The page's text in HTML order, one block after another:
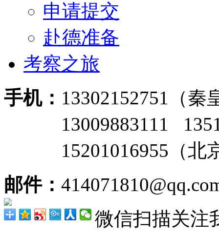
申请提交
赴德准备
考察之旅
手机： 13302152751（秦
13009883111
15201016955（北
邮件：
微信扫描关注